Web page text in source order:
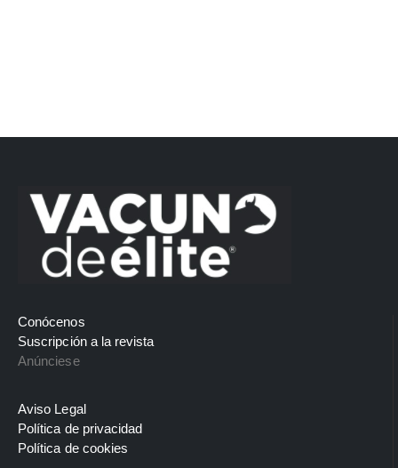
Conócenos
Suscripción a la revista
Anúnciese
Aviso Legal
Política de privacidad
Política de cookies